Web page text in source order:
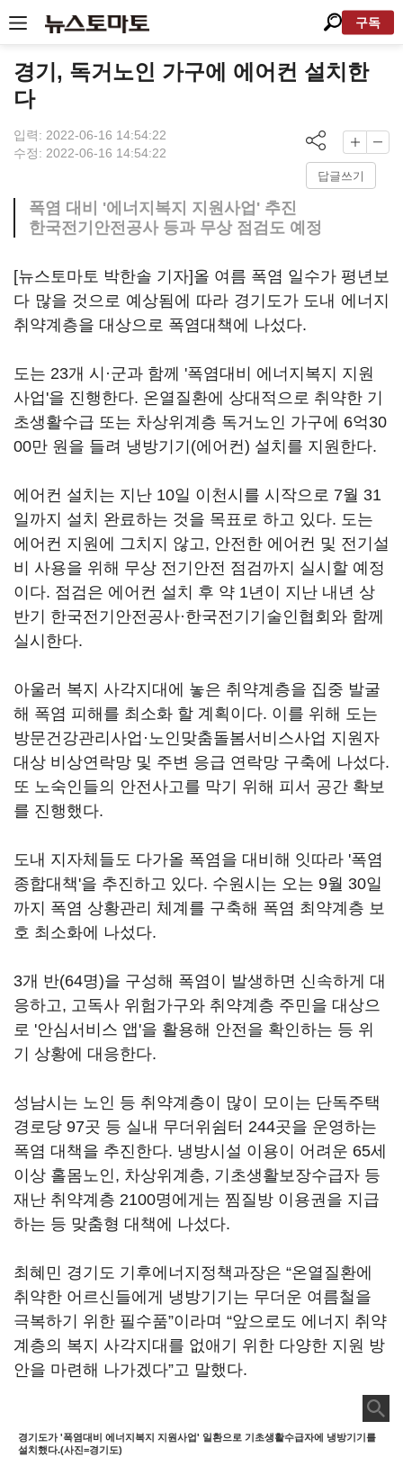
구독
경기, 독거노인 가구에 에어컨 설치한
다
입력: 2022-06-16 14:54:22
수정: 2022-06-16 14:54:22
답글쓰기
폭염 대비 '에너지복지 지원사업' 추진
한국전기안전공사 등과 무상 점검도 예정
[뉴스토마토 박한솔 기자]올 여름 폭염 일수가 평년보
다 많을 것으로 예상됨에 따라 경기도가 도내 에너지
취약계층을 대상으로 폭염대책에 나섰다.
도는 23개 시·군과 함께 '폭염대비 에너지복지 지원
사업'을 진행한다. 온열질환에 상대적으로 취약한 기
초생활수급 또는 차상위계층 독거노인 가구에 6억30
00만 원을 들려 냉방기기(에어컨) 설치를 지원한다.
에어컨 설치는 지난 10일 이천시를 시작으로 7월 31
일까지 설치 완료하는 것을 목표로 하고 있다. 도는
에어컨 지원에 그치지 않고, 안전한 에어컨 및 전기설
비 사용을 위해 무상 전기안전 점검까지 실시할 예정
이다. 점검은 에어컨 설치 후 약 1년이 지난 내년 상
반기 한국전기안전공사·한국전기기술인협회와 함께
실시한다.
아울러 복지 사각지대에 놓은 취약계층을 집중 발굴
해 폭염 피해를 최소화 할 계획이다. 이를 위해 도는
방문건강관리사업·노인맞춤돌봄서비스사업 지원자
대상 비상연락망 및 주변 응급 연락망 구축에 나섰다.
또 노숙인들의 안전사고를 막기 위해 피서 공간 확보
를 진행했다.
도내 지자체들도 다가올 폭염을 대비해 잇따라 '폭염
종합대책'을 추진하고 있다. 수원시는 오는 9월 30일
까지 폭염 상황관리 체계를 구축해 폭염 최약계층 보
호 최소화에 나섰다.
3개 반(64명)을 구성해 폭염이 발생하면 신속하게 대
응하고, 고독사 위험가구와 취약계층 주민을 대상으
로 '안심서비스 앱'을 활용해 안전을 확인하는 등 위
기 상황에 대응한다.
성남시는 노인 등 취약계층이 많이 모이는 단독주택
경로당 97곳 등 실내 무더위쉼터 244곳을 운영하는
폭염 대책을 추진한다. 냉방시설 이용이 어려운 65세
이상 홀몸노인, 차상위계층, 기초생활보장수급자 등
재난 취약계층 2100명에게는 찜질방 이용권을 지급
하는 등 맞춤형 대책에 나섰다.
최혜민 경기도 기후에너지정책과장은 “온열질환에
취약한 어르신들에게 냉방기기는 무더운 여름철을
극복하기 위한 필수품”이라며 “앞으로도 에너지 취약
계층의 복지 사각지대를 없애기 위한 다양한 지원 방
안을 마련해 나가겠다”고 말했다.
경기도가 '폭염대비 에너지복지 지원사업' 일환으로 기초생활수급자에 냉방기기를
설치했다.(사진=경기도)